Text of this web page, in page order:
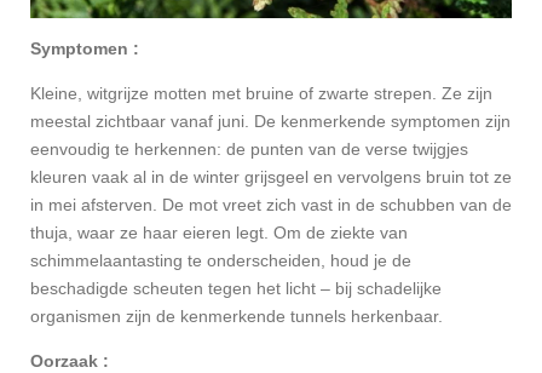
Symptomen :
Kleine, witgrijze motten met bruine of zwarte strepen. Ze zijn
meestal zichtbaar vanaf juni. De kenmerkende symptomen zijn
eenvoudig te herkennen: de punten van de verse twijgjes
kleuren vaak al in de winter grijsgeel en vervolgens bruin tot ze
in mei afsterven. De mot vreet zich vast in de schubben van de
thuja, waar ze haar eieren legt. Om de ziekte van
schimmelaantasting te onderscheiden, houd je de
beschadigde scheuten tegen het licht – bij schadelijke
organismen zijn de kenmerkende tunnels herkenbaar.
Oorzaak :